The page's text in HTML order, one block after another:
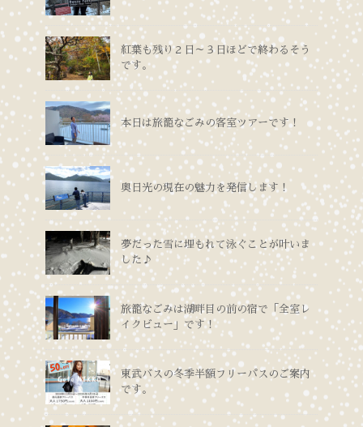
紅葉も残り２日～３日ほどで終わるそう
です。
本日は旅籠なごみの客室ツアーです！
奥日光の現在の魅力を発信します！
夢だった雪に埋もれて泳ぐことが叶いま
した♪
旅籠なごみは湖畔目の前の宿で「全室レ
イクビュー」です！
東武バスの冬季半額フリーパスのご案内
です。